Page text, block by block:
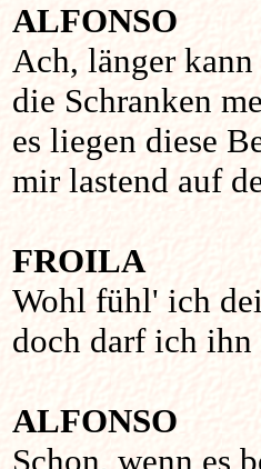
ALFONSO
Ach, länger
die Schranken
es liegen diese
mir lastend auf
FROILA
Wohl fühl' ich
doch darf ich
ALFONSO
Schon, wenn es